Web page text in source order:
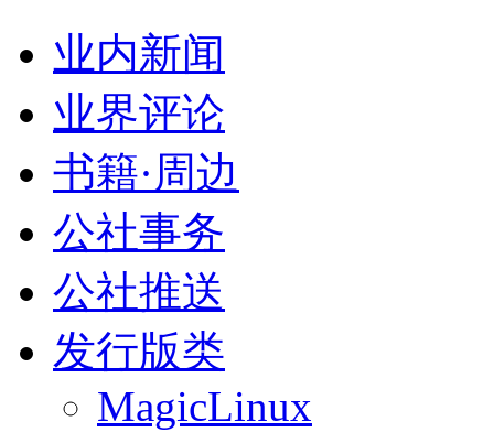
业内新闻
业界评论
书籍·周边
公社事务
公社推送
发行版类
MagicLinux